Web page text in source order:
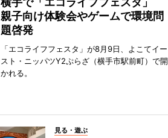
親子向け体験会やゲームで環境問
題啓発
「エコライフフェスタ」が8月9日、よこてイー
スト・ニッパツY2ぷらざ（横手市駅前町）で開
かれる。
見る・遊ぶ